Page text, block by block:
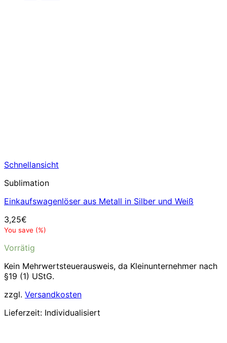
Schnellansicht
Sublimation
Einkaufswagenlöser aus Metall in Silber und Weiß
3,25€
You save (%)
Vorrätig
Kein Mehrwertsteuerausweis, da Kleinunternehmer nach
§19 (1) UStG.
zzgl. Versandkosten
Lieferzeit: Individualisiert